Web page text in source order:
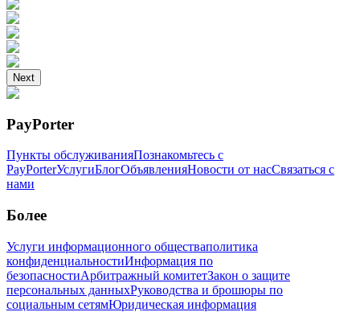
Next
PayPorter
Пункты обслуживанияПознакомьтесь с
PayPorterУслугиБлогОбъявленияНовости от насСвязаться с
нами
Более
Услуги информационного обществаполитика
конфиденциальностиИнформация по
безопасностиАрбитражный комитетЗакон о защите
персональных данныхРуководства и брошюры по
социальным сетямЮридическая информация